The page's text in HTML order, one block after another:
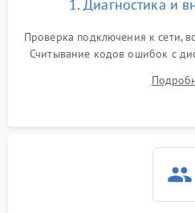
1. Диагностика и
Проверка подключения к сети,
Считывание кодов ошибок с
выявления посторонних шумов,
электронного